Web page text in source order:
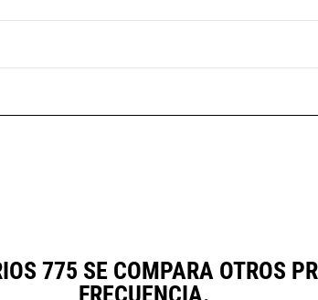
775 SE COMPARA OTROS
FRECUENCIA.